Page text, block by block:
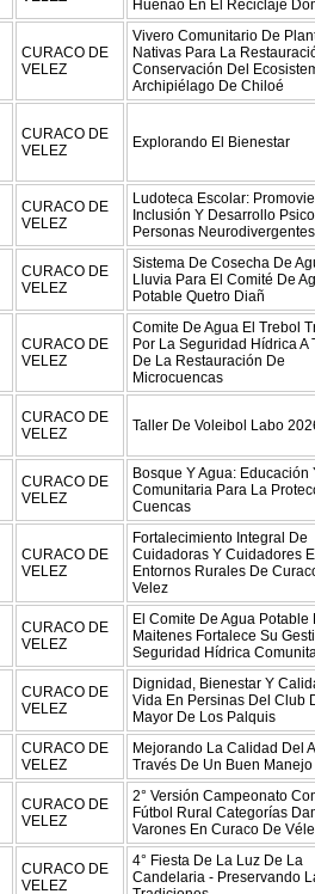
Huenao En El Reciclaje
CURACO DE
VELEZ
Vivero Comunitario De
Nativas Para La
Conservación Del
Archipiélago De Chiloé
CURACO DE
VELEZ
Explorando El Bienestar
CURACO DE
VELEZ
Ludoteca Escolar:
Inclusión Y Desarrollo
Personas Neurodivergentes
CURACO DE
VELEZ
Sistema De Cosecha De
Lluvia Para El Comité De
Potable Quetro Diañ
CURACO DE
VELEZ
Comite De Agua El Trebol
Por La Seguridad Hídrica A
De La Restauración De
Microcuencas
CURACO DE
VELEZ
Taller De Voleibol Labo
CURACO DE
VELEZ
Bosque Y Agua: Educación
Comunitaria Para La
Cuencas
CURACO DE
VELEZ
Fortalecimiento Integral De
Cuidadoras Y Cuidadores
Entornos Rurales De
Velez
CURACO DE
VELEZ
El Comite De Agua Potable
Maitenes Fortalece Su
Seguridad Hídrica
CURACO DE
VELEZ
Dignidad, Bienestar Y
Vida En Persinas Del Club
Mayor De Los Palquis
CURACO DE
VELEZ
Mejorando La Calidad Del
Través De Un Buen
CURACO DE
VELEZ
2° Versión Campeonato
Fútbol Rural Categorías
Varones En Curaco De
CURACO DE
VELEZ
4° Fiesta De La Luz De La
Candelaria - Preservando